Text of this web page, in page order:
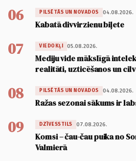
06 PILSĒTĀS UN NOVADOS 04.08.2026.
Kabatā divvirzienu biļete
07 VIEDOKĻI 05.08.2026.
Mediju vide mākslīgā
realitāti, uzticēšanos un
08 PILSĒTĀS UN NOVADOS 04.08.2026.
Ražas sezonai sākums ir
09 DZĪVESSTILS 07.08.2026.
Komsi – čau-čau puika no
Valmierā